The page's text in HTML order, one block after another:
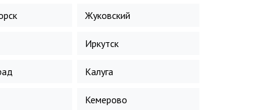
Жуковский
Иркутск
Калуга
Кемерово